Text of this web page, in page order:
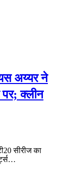
अय्यर ने
पर; क्लीन
सीरीज का